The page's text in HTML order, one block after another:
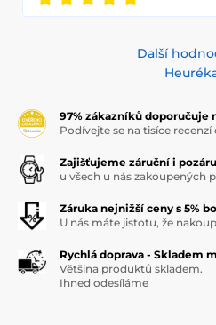
Další
97% zákazníků doporučuje
Podívejte se na tisíce recenzí
Zajišťujeme záruční i
u všech u nás zakoupených
Záruka nejnižší ceny s 5%
U nás máte jistotu, že
Rychlá doprava - Skladem
Většina produktů skladem.
Ihned odesíláme